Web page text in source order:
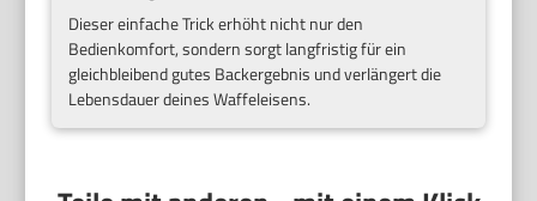
Dieser einfache Trick erhöht nicht nur den
Bedienkomfort, sondern sorgt langfristig für ein
gleichbleibend gutes Backergebnis und verlängert die
Lebensdauer deines Waffeleisens.